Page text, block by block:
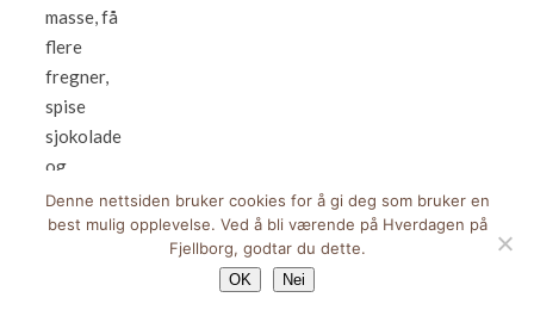
masse, få
flere
fregner,
spise
sjokolade
og
hjemmebakte
boller. Gå
Denne nettsiden bruker cookies for å gi deg som bruker en
best mulig opplevelse. Ved å bli værende på Hverdagen på
Fjellborg, godtar du dette.
OK Nei